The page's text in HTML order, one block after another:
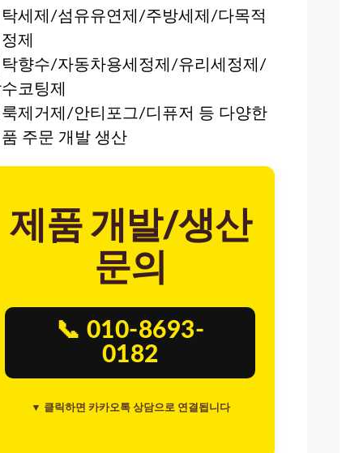
세제/섬유유연제/주방세제/다목적
제
향수/자동차용세정제/유리세정제/
코팅제
제거제/안티포그/디퓨저 등 다양한
주문 개발 생산
제품 개발/생산
문의
📞 010-8693-
0182
▼ 클릭하면 카카오톡 상담으로 연결됩니다